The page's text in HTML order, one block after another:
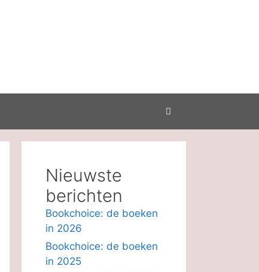
Nieuwste
berichten
Bookchoice: de boeken
in 2026
Bookchoice: de boeken
in 2025